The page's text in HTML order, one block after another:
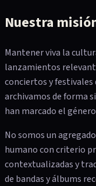
Nuestra
Mantener viva la
lanzamientos
conciertos y
archivamos de forma
han marcado el
No somos un
humano con criterio
contextualizadas y
de bandas y álbums